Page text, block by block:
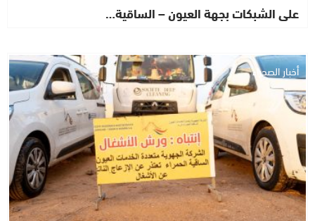
على الشبكات بجهة العيون – الساقية…
أخبار الصحراء